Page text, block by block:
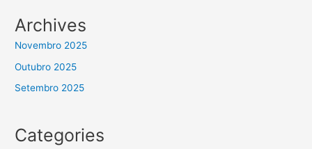
Archives
Novembro 2025
Outubro 2025
Setembro 2025
Categories